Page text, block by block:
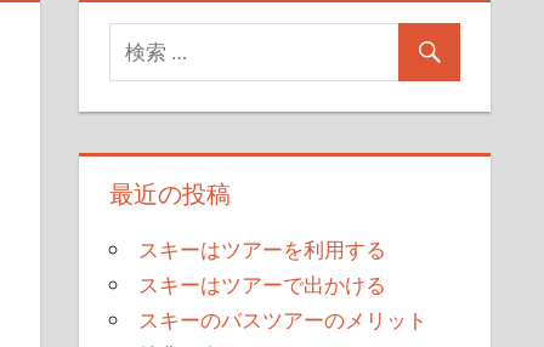
最近の投稿
スキーはツアーを利用する
スキーはツアーで出かける
スキーのバスツアーのメリット